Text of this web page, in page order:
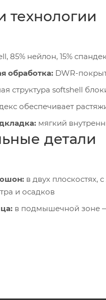
технологии
85% нейлон, 15%
обработка: DWR-
структура softshell
обеспечивает
мягкий
детали
в двух
и осадков
в подмышечной зоне